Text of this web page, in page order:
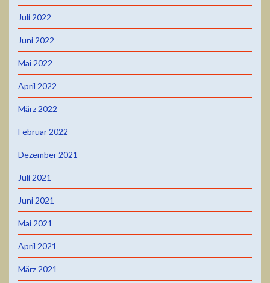
Juli 2022
Juni 2022
Mai 2022
April 2022
März 2022
Februar 2022
Dezember 2021
Juli 2021
Juni 2021
Mai 2021
April 2021
März 2021